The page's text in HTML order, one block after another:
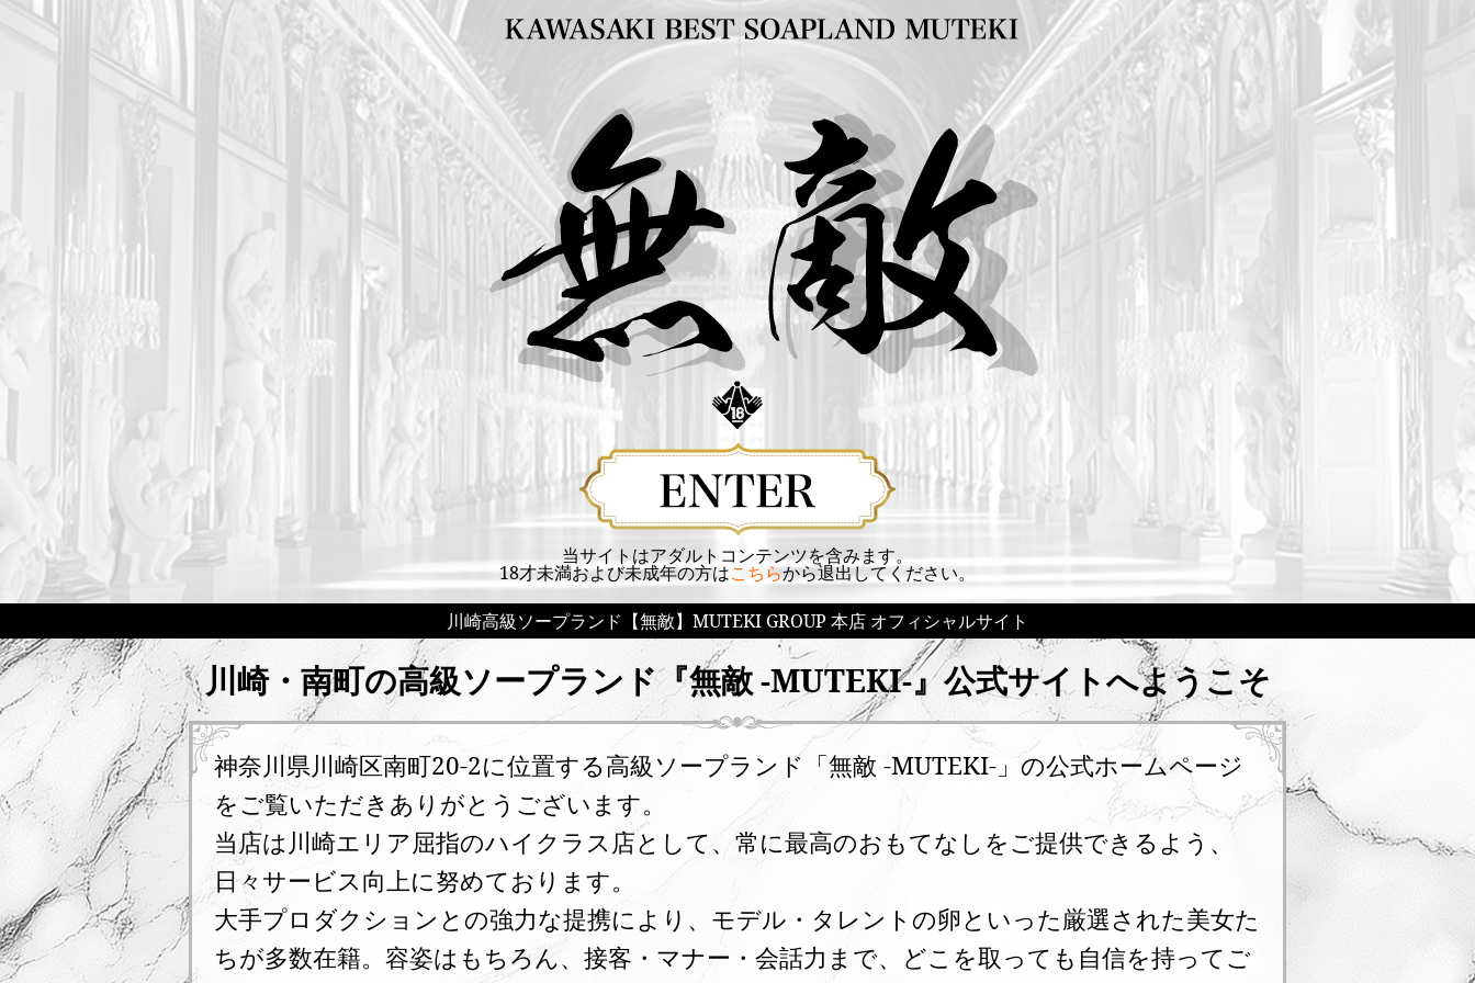
当サイトはアダルトコンテンツを含みます。
18才未満および未成年の方はこちらから退出してください。
川崎高級ソープランド【無敵】MUTEKI GROUP 本店 オフィシャルサイト
川崎・南町の高級ソープランド『無敵 -MUTEKI-』公式サイトへようこそ
神奈川県川崎区南町20-2に位置する高級ソープランド「無敵 -MUTEKI-」の公式ホームページ
をご覧いただきありがとうございます。
当店は川崎エリア屈指のハイクラス店として、常に最高のおもてなしをご提供できるよう、
日々サービス向上に努めております。
大手プロダクションとの強力な提携により、モデル・タレントの卵といった厳選された美女た
ちが多数在籍。容姿はもちろん、接客・マナー・会話力まで、どこを取っても自信を持ってご